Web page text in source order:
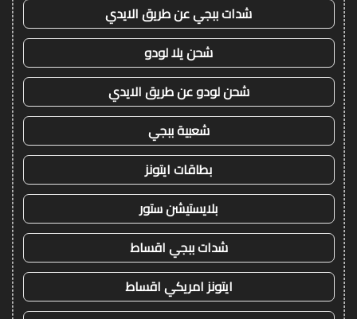
شدات ببجي عن طريق الايدي
شحن يلا لودو
شحن لودو عن طريق الايدي
شعبية ببجي
بطاقات ايتونز
بلايستيشن ستور
شدات ببجي اقساط
ايتونز امريكي اقساط